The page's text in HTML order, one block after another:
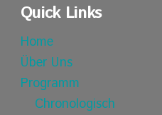
Quick Links
Home
Über Uns
Programm
Chronologisch